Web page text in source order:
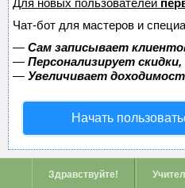
Для новых пользователей
Чат-бот для мастеров и
— Сам записывает
— Персонализирует
— Увеличивает
Начать
Здравствуйте!